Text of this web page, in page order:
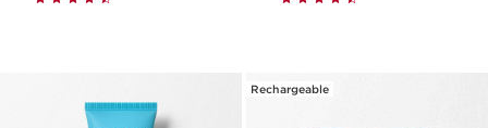
Rechargeable